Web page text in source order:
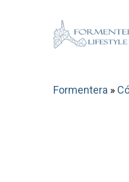
Formentera »